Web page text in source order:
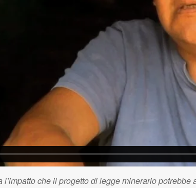
che il progetto di legge minerario potrebbe